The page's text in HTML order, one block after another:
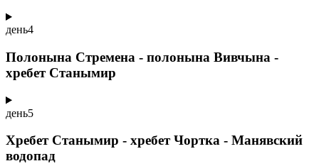
день4
Полонына Стремена - полонына Вивчына -
хребет Станымир
день5
Хребет Станымир - хребет Чортка - Манявский
водопад